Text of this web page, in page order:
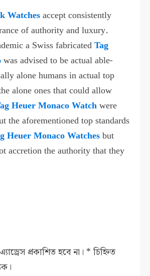
Watchesaccept consistently
of authority and luxury.
a Swiss fabricatedTag
was advised to be actual able-
alone humans in actual top
alone ones that could allow
Heuer Monaco Watchwere
the aforementioned top standards
Heuer Monaco Watchesbut
accretion the authority that they
প্রকাশিত হবে না। * চিহ্নিত